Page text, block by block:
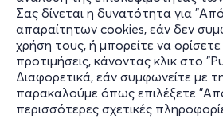
Σας δίνεται η δυνατότητα για
απαραίτητων cookies, εάν δεν
χρήση τους, ή μπορείτε να ορίσετε
προτιμήσεις, κάνοντας κλικ στο
Διαφορετικά, εάν συμφωνείτε με
παρακαλούμε όπως επιλέξετε
περισσότερες σχετικές
Πληροφορίες
Υποστήριξη
Stay Connected